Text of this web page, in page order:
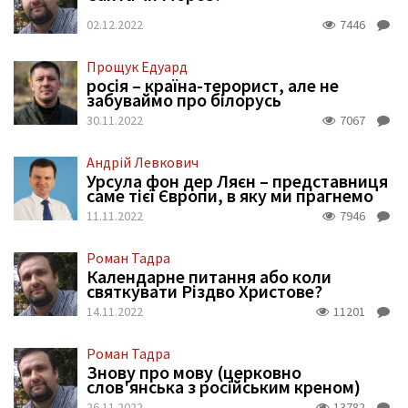
02.12.2022 7446
Прощук Едуард
росія – країна-терорист, але не
забуваймо про білорусь
30.11.2022 7067
Андрій Левкович
Урсула фон дер Ляєн – представниця
саме тієї Європи, в яку ми прагнемо
11.11.2022 7946
Роман Тадра
Календарне питання або коли
святкувати Різдво Христове?
14.11.2022 11201
Роман Тадра
Знову про мову (церковно
слов'янська з російським креном)